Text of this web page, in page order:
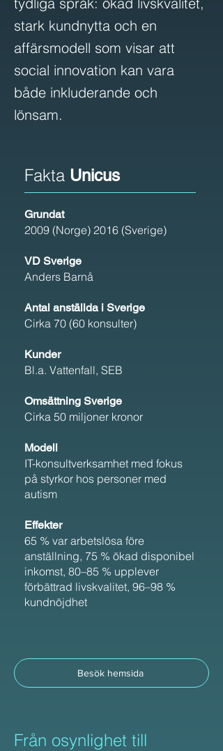
stark kundnytta och en
affärsmodell som visar att
social innovation kan vara
både inkluderande och
lönsam.
Fakta Unicus
Grundat
2009 (Norge) 2016 (Sverige)
VD Sverige
Anders Barnå
Antal anställda i Sverige
Cirka 70 (60 konsulter)
Kunder
Bl.a. Vattenfall, SEB
Omsättning Sverige
Cirka 50 miljoner kronor
Modell
IT-konsultverksamhet med fokus
på styrkor hos personer med
autism
Effekter
65 % var arbetslösa före
anställning, 75 % ökad disponibel
inkomst, 80–85 % upplever
förbättrad livskvalitet, 96–98 %
kundnöjdhet
Besök hemsida
Från osynlighet till